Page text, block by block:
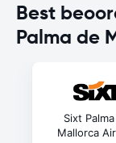
Best
Palma de
Sixt
Mallorca